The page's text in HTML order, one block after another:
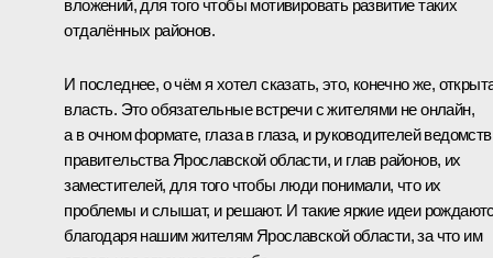
вложений, для того чтобы мотивировать развитие таких
отдалённых районов.
И последнее, о чём я хотел сказать, это, конечно же,
власть. Это обязательные встречи с жителями не онлайн,
а в очном формате, глаза в глаза, и руководителей
правительства Ярославской области, и глав районов, их
заместителей, для того чтобы люди понимали, что их
проблемы и слышат, и решают. И такие яркие идеи
благодаря нашим жителям Ярославской области, за что им